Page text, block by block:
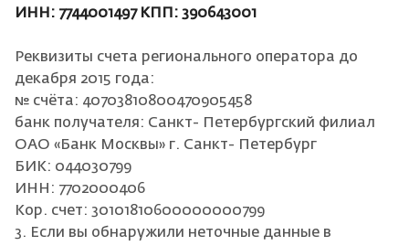
ИНН: 7744001497 КПП: 390643001
Реквизиты счета регионального оператора до
декабря 2015 года:
№ счёта: 40703810800470905458
банк получателя: Санкт- Петербургский филиал
ОАО «Банк Москвы» г. Санкт- Петербург
БИК: 044030799
ИНН: 7702000406
Кор. счет: 30101810600000000799
3. Если вы обнаружили неточные данные в